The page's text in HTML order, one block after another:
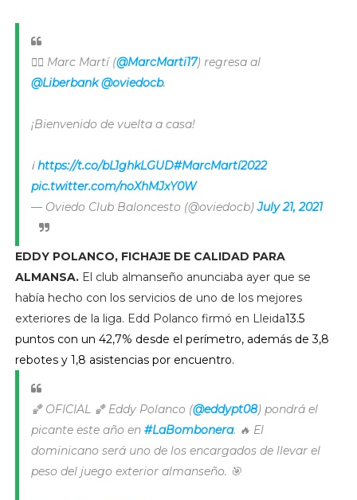
✍🏻 Marc Martí (@MarcMarti17) regresa al
@Liberbank @oviedocb.
¡Bienvenido de vuelta a casa!
ℹ️https://t.co/bL1ghkLGUD#MarcMartí2022
pic.twitter.com/noXhMJxY0W
— Oviedo Club Baloncesto (@oviedocb)July 21, 2021
EDDY POLANCO, FICHAJE DE CALIDAD PARA
ALMANSA.El club almanseño anunciaba ayer que se
había hecho con los servicios de uno de los mejores
exteriores de la liga. Edd Polanco firmó en Lleida13.5
puntos con un 42,7% desde el perímetro, además de 3,8
rebotes y 1,8 asistencias por encuentro.
🏀 OFICIAL 🏀 Eddy Polanco (@eddypt08) pondrá el
picante este año en #LaBombonera. 🔥 El
dominicano será uno de los encargados de llevar el
peso del juego exterior almanseño. 🎯